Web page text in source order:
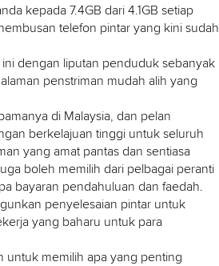
kepada 7.4GB dari 4.1GB setiap
telefon pintar yang kini sudah
ini dengan liputan penduduk sebanyak
penstriman mudah alih yang
di Malaysia, dan pelan
berkelajuan tinggi untuk seluruh
yang amat pantas dan sentiasa
boleh memilih dari pelbagai peranti
bayaran pendahuluan dan faedah.
penyelesaian pintar untuk
yang baharu untuk para
untuk memilih apa yang penting